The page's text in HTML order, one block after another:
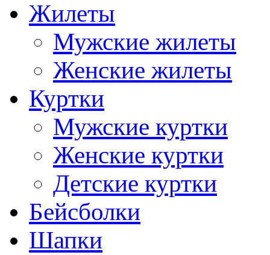
Жилеты
Мужские жилеты
Женские жилеты
Куртки
Мужские куртки
Женские куртки
Детские куртки
Бейсболки
Шапки